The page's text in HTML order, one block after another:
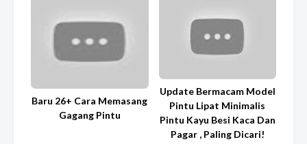
Baru 26+ Cara Memasang
Gagang Pintu
Update Bermacam Model
Pintu Lipat Minimalis
Pintu Kayu Besi Kaca Dan
Pagar , Paling Dicari!